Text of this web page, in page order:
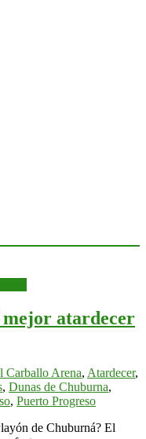
mejor atardecer
Carballo Arena, Atardecer,
, Dunas de Chuburna,
, Puerto Progreso
de Chuburná? El